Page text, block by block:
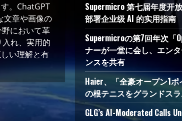
。ChatGPT
文章や画像の
において革
れ、実用的
い理解と有
Supermicro 第七届年度开
部署企业级 AI 的实用指南
Supermicroの第7回年次「
ナーが一堂に会し、エン
ンスを共有
Haier、「全豪オープン1
の根テニスをグランドス
GLG’s AI-Moderated Calls